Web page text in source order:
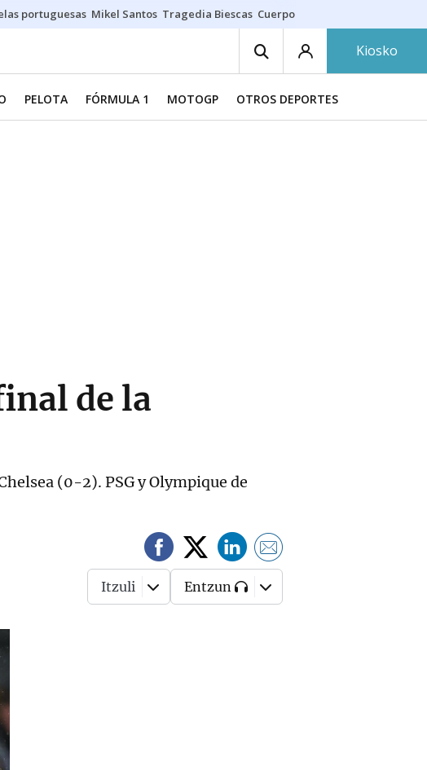
portuguesas Mikel Santos Tragedia Biescas Cuerpo ría
Kiosko
PELOTA FÓRMULA 1 MOTOGP OTROS DEPORTES
de la
(0-2). PSG y Olympique de
Itzuli Entzun